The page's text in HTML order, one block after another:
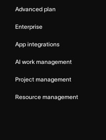
Advanced plan
Enterprise
App integrations
AI work management
Project management
Resource management